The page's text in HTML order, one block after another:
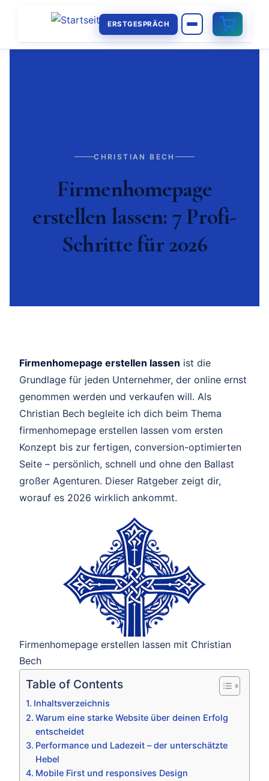
ERSTGESPRÄCH
CHRISTIAN BECH
Firmenhomepage
erstellen lassen: 7 Profi-
Schritte für 2026
Firmenhomepage erstellen lassen ist die
Grundlage für jeden Unternehmer, der online ernst
genommen werden und verkaufen will. Als
Christian Bech begleite ich dich beim Thema
firmenhomepage erstellen lassen vom ersten
Konzept bis zur fertigen, conversion-optimierten
Seite – persönlich, schnell und ohne den Ballast
großer Agenturen. Dieser Ratgeber zeigt dir,
worauf es 2026 wirklich ankommt.
Firmenhomepage erstellen lassen mit Christian
Bech
Table of Contents
Inhaltsverzeichnis
Warum eine starke Website über deinen Erfolg
entscheidet
Performance und Ladezeit – der unterschätzte
Hebel
Mobile First und responsives Design